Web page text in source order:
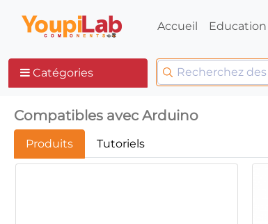
Accueil Education
Catégories
Compatibles avec Arduino
Produits Tutoriels